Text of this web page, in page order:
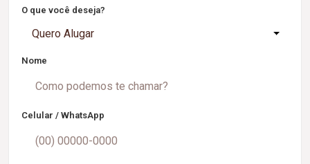
O que você deseja?
Quero Alugar
Nome
Celular / WhatsApp